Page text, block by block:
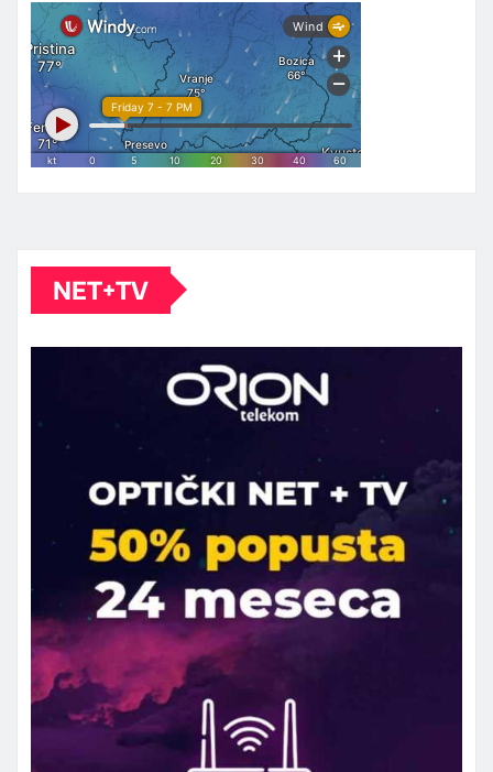
NET+TV